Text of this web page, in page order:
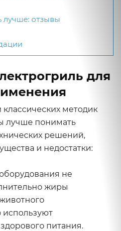
лучше: отзывы
для
методик
лучше понимать
решений,
и недостатки:
не
жиры
используют
питания.